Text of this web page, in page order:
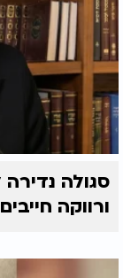
סגולה נדירה
ורווקה